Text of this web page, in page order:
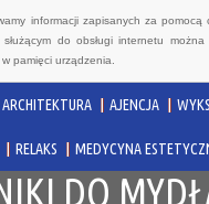
informacji zapisanych za
do obsługi internetu
pamięci urządzenia.
ARCHITEKTURA AJENCJA
RELAKS MEDYCYNA
DO